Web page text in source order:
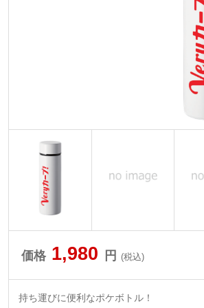
価格 1,980 円 (税込)
持ち運びに便利なポケボトル！